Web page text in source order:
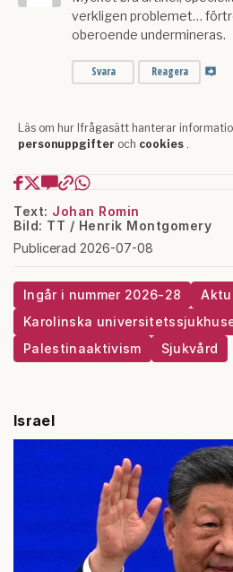
Text: Johan Romin
Bild: TT / Henrik Montgomery
Publicerad 2026-07-08
Ingår i nummer 2026-28
Karolinska
Palestinaaktivism
Sjukvård
Israel